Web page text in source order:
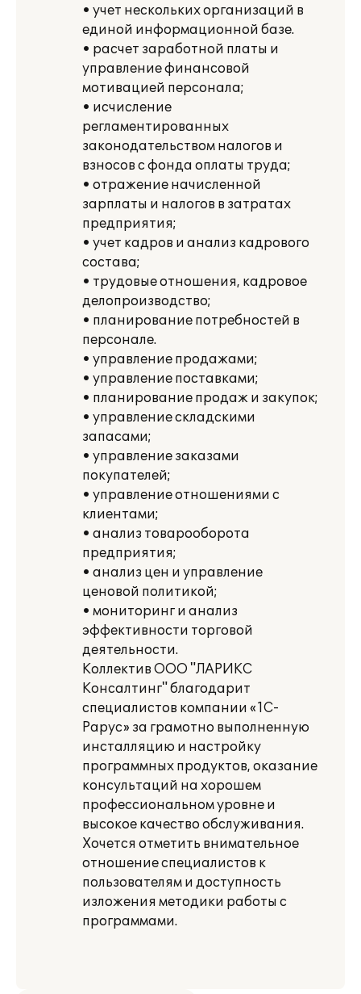
• учет нескольких организаций в
единой информационной базе.
• расчет заработной платы и
управление финансовой
мотивацией персонала;
• исчисление
регламентированных
законодательством налогов и
взносов с фонда оплаты труда;
• отражение начисленной
зарплаты и налогов в затратах
предприятия;
• учет кадров и анализ кадрового
состава;
• трудовые отношения, кадровое
делопроизводство;
• планирование потребностей в
персонале.
• управление продажами;
• управление поставками;
• планирование продаж и закупок;
• управление складскими
запасами;
• управление заказами
покупателей;
• управление отношениями с
клиентами;
• анализ товарооборота
предприятия;
• анализ цен и управление
ценовой политикой;
• мониторинг и анализ
эффективности торговой
деятельности.
Коллектив ООО "ЛАРИКС
Консалтинг" благодарит
специалистов компании «1С-
Рарус» за грамотно выполненную
инсталляцию и настройку
программных продуктов, оказание
консультаций на хорошем
профессиональном уровне и
высокое качество обслуживания.
Хочется отметить внимательное
отношение специалистов к
пользователям и доступность
изложения методики работы с
программами.